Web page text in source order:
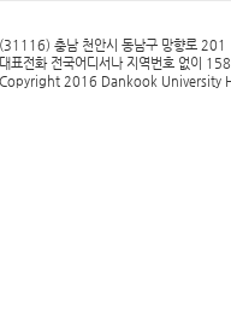
(31116) 충남 천안시 동남구 망향로 201
대표전화 전국어디서나 지역번호 없이
Copyright 2016 Dankook University